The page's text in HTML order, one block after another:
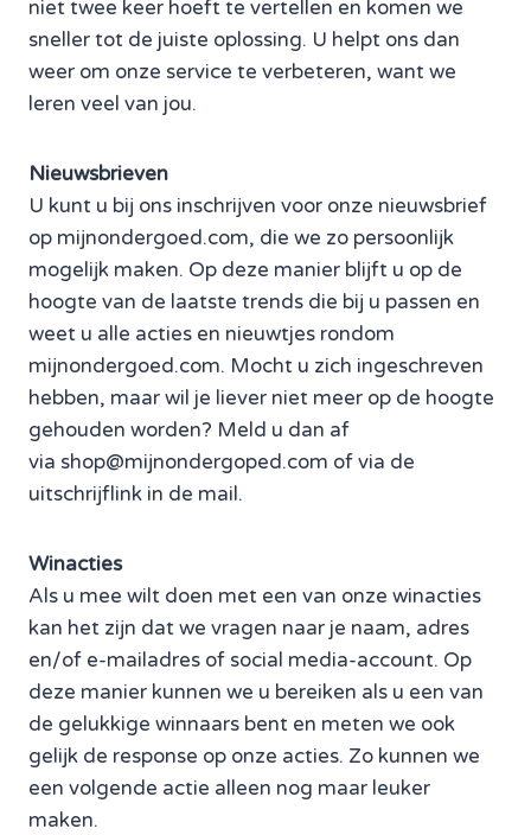
niet twee keer hoeft te vertellen en komen we
sneller tot de juiste oplossing. U helpt ons dan
weer om onze service te verbeteren, want we
leren veel van jou.
Nieuwsbrieven
U kunt u bij ons inschrijven voor onze nieuwsbrief
op mijnondergoed.com, die we zo persoonlijk
mogelijk maken. Op deze manier blijft u op de
hoogte van de laatste trends die bij u passen en
weet u alle acties en nieuwtjes rondom
mijnondergoed.com. Mocht u zich ingeschreven
hebben, maar wil je liever niet meer op de hoogte
gehouden worden? Meld u dan af
via shop@mijnondergoped.com of via de
uitschrijflink in de mail.
Winacties
Als u mee wilt doen met een van onze winacties
kan het zijn dat we vragen naar je naam, adres
en/of e-mailadres of social media-account. Op
deze manier kunnen we u bereiken als u een van
de gelukkige winnaars bent en meten we ook
gelijk de response op onze acties. Zo kunnen we
een volgende actie alleen nog maar leuker
maken.